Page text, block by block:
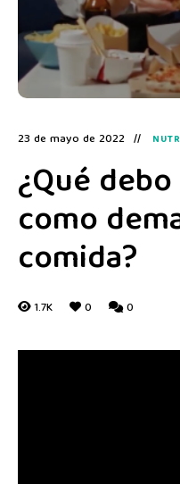
23 de mayo de 2022
¿Qué
como
comida?
1.7K 0 0